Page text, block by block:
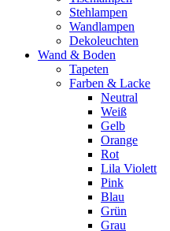
Stehlampen
Wandlampen
Dekoleuchten
Wand & Boden
Tapeten
Farben & Lacke
Neutral
Weiß
Gelb
Orange
Rot
Lila Violett
Pink
Blau
Grün
Grau